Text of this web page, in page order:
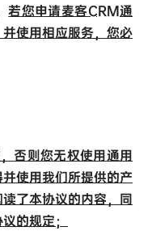
若您申请麦客CRM通
使用相应服务，您必
否则您无权使用通用
使用我们所提供的产
了本协议的内容，同
的规定；